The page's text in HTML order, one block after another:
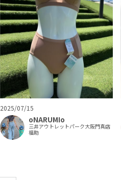
2025/07/15
oNARUMIo
三井アウトレットパーク大阪門真店
福助